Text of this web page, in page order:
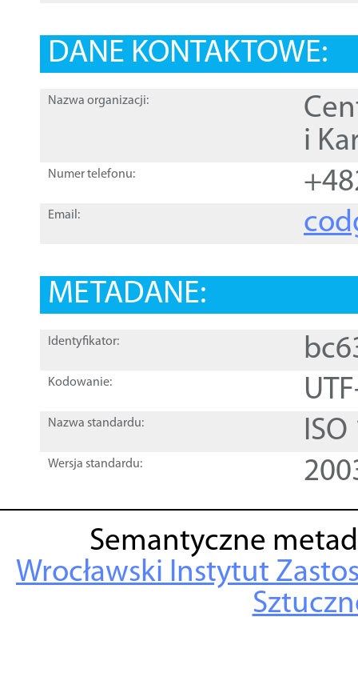
DANE KONTAKTOWE:
Nazwa organizacji:
i
Numer telefonu:
Email:
METADANE:
Identyfikator:
Kodowanie:
Nazwa standardu:
Wersja standardu:
Semantyczne
Wrocławski Instytut